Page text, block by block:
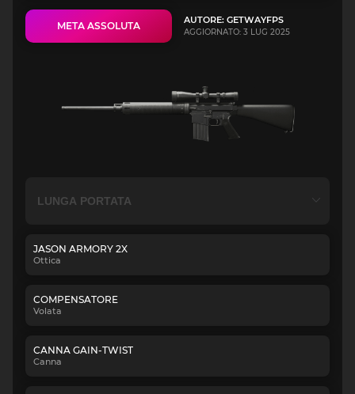
META ASSOLUTA AUTORE: GETWAYFPS
AGGIORNATO: 3 LUG 2025
JASON ARMORY 2X
Ottica
COMPENSATORE
Volata
CANNA GAIN-TWIST
Canna